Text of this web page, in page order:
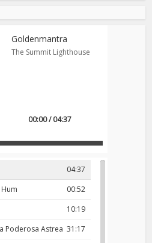
Goldenmantra
The Summit Lighthouse
00:00 / 04:37
04:37
00:52
10:19
31:17
Poderosa Astrea